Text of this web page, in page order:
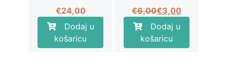
€24,00
Dodaj u
košaricu
€6,00Izvorna
cijena
bila
je:
€3,00
Trenutna
cijena
je:
€3,00.
Dodaj u
košaricu